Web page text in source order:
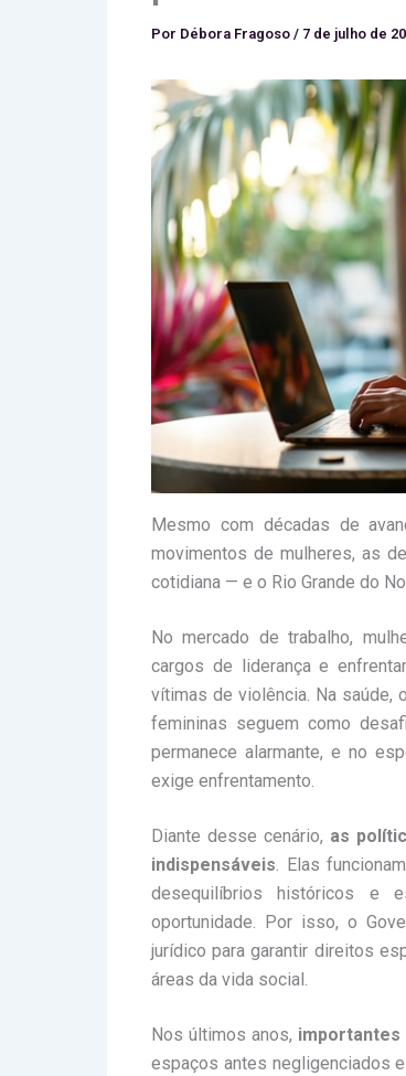
Por Débora Fragoso / 7 de julho de
Mesmo com décadas de
movimentos de mulheres, as
cotidiana — e o Rio Grande do
No mercado de trabalho,
cargos de liderança e
vítimas de violência. Na saúde,
femininas seguem como
permanece alarmante, e no
exige enfrentamento.
Diante desse cenário, as
indispensáveis. Elas
desequilíbrios históricos e
oportunidade. Por isso, o
jurídico para garantir direitos
áreas da vida social.
Nos últimos anos, importantes
espaços antes negligenciados